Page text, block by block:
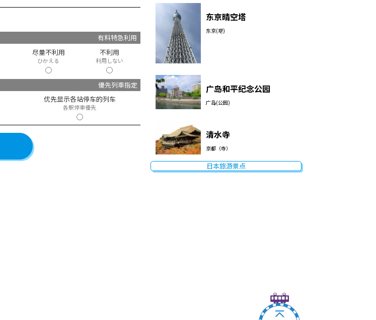
有料特急利用
尽量不利用
ひかえる
不利用
利用しない
優先列車指定
优先显示各站停车的列车
各駅停車優先
东京晴空塔
东京(塔)
广岛和平纪念公园
广岛(公园)
清水寺
京都（寺）
日本旅游景点